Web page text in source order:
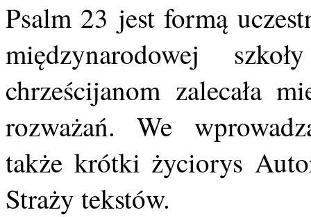
Psalm 23 jest formą
międzynarodowej
chrześcijanom zalecała
rozważań. We
także krótki życiorys
Straży tekstów.